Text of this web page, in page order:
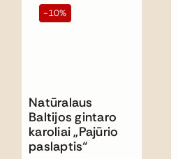
-10%
Natūralaus
Baltijos gintaro
karoliai „Pajūrio
paslaptis“